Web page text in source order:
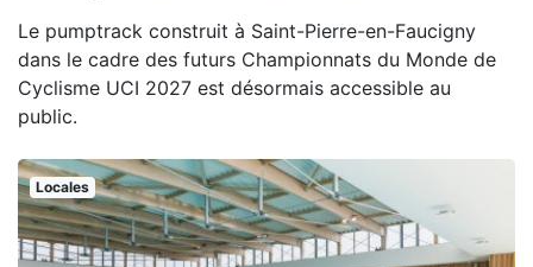
Le pumptrack construit à Saint-Pierre-en-Faucigny
dans le cadre des futurs Championnats du Monde de
Cyclisme UCI 2027 est désormais accessible au
public.
Locales